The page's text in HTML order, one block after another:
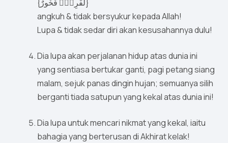
{لَفَرِحٌۭ فَخُورٌ}
angkuh & tidak bersyukur kepada Allah!
Lupa & tidak sedar diri akan kesusahannya dulu!
Dia lupa akan perjalanan hidup atas dunia ini
yang sentiasa bertukar ganti, pagi petang siang
malam, sejuk panas dingin hujan; semuanya silih
berganti tiada satupun yang kekal atas dunia ini!
Dia lupa untuk mencari nikmat yang kekal, iaitu
bahagia yang berterusan di Akhirat kelak!